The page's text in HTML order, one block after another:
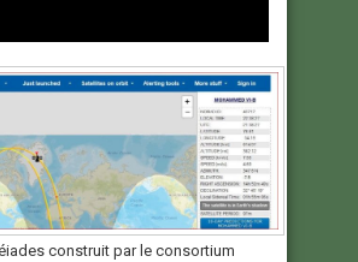
construit par le consortium